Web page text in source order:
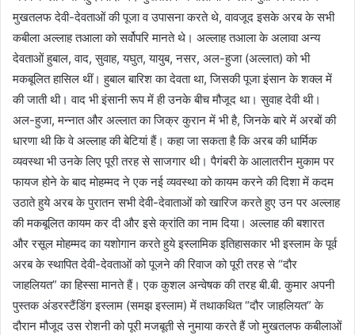
मुखतलफ देवी-देवताओं की पूजा व उपासना करते थे, वावजूद इसके अरब के सभी
कबीला अल्लाह तआला को सर्वोपरि मानते थे। अल्लाह तआला के अलावा अन्य
देवताओं हुबाल, वाद, सुवाह, यघुत, यायुब, नसर, अल-हुजा (अल्लात) को भी
मकबूलित हासिल थीं। हुबाल बारिश का देवता था, जिसकी पूजा इंसान के शक्ल में
की जाती थी। वाद भी इंसानी रूप में ही उनके बीच मौजूद था। सुवाह देवी थी।
अल-हुजा, मन्नात और अल्लात का जिक्र कुरान में भी है, जिनके बारे में अरबों की
धारणा थी कि वे अल्लाह की बेटियां हैं। कहा जा सकता है कि अरब की धार्मिक
व्यवस्था भी उनके लिए पूरी तरह से साजगार थी। पैगंबरी के आलातरीन मुकाम पर
फायज होने के बाद मोहम्मद ने एक नई व्यवस्था को कायम करने की दिशा में कदम
उठाते हुये अरब के पुरातन सभी देवी-देवाताओं को खारिज करते हुए उन पर अल्लाह
की मकबूलित कायम कर दी और इसे क्रांति का नाम दिया। अल्लाह की बशारत
और रसूल मोहम्मद का यशोगान करते हुये इस्लामिक इतिहासकार भी इस्लाम के पूर्व
अरब के स्थापित देवी-देवताओं को पूजने की रिवाज को पूरी तरह से “दौर
जाहलियत” का हिस्सा मानते हैं। एक कुशल अन्वेषक की तरह बी.बी. कुमार अपनी
पुस्तक अंडरस्टैंडिंग इस्लाम (समझ इस्लाम) में तथाकथित “दौर जाहलियत” के
दौरान मौजूद उस रोशनी को पूरी मजबूती से नुमाया करते हैं जो मुखतलफ कबीलाओं